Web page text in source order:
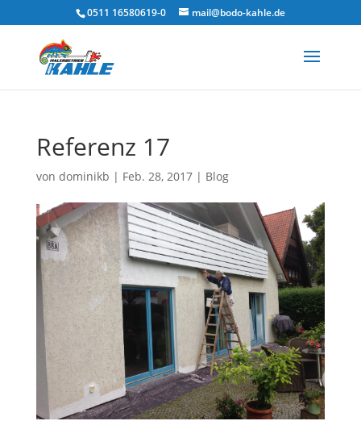
0511 16580619-0 mail@bodo-kahle.de
Referenz 17
von dominikb | Feb. 28, 2017| Blog